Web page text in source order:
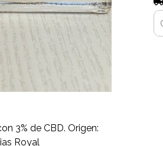
3% de CBD. Origen:
Royal